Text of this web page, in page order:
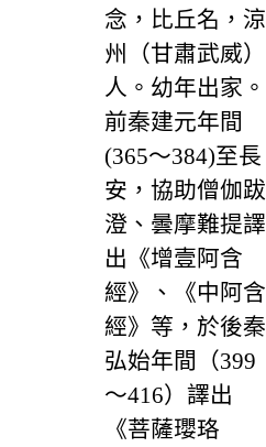
念，比丘名，涼
州（甘肅武威）
人。幼年出家。
前秦建元年間
(365～384)至長
安，協助僧伽跋
澄、曇摩難提譯
出《增壹阿含
經》、《中阿含
經》等，於後秦
弘始年間（399
～416）譯出
《菩薩瓔珞